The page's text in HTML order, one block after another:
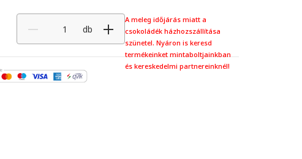
db
A meleg időjárás miatt a
csokoládék házhozszállítása
szünetel. Nyáron is keresd
termékeinket mintaboltjainkban
és kereskedelmi partnereinknél!